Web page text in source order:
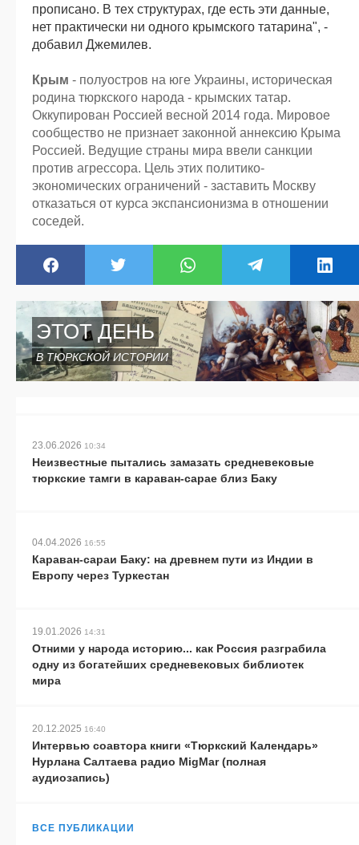
прописано. В тех структурах, где есть эти данные,
нет практически ни одного крымского татарина", -
добавил Джемилев.
Крым - полуостров на юге Украины, историческая
родина тюркского народа - крымских татар.
Оккупирован Россией весной 2014 года. Мировое
сообщество не признает законной аннексию Крыма
Россией. Ведущие страны мира ввели санкции
против агрессора. Цель этих политико-
экономических ограничений - заставить Москву
отказаться от курса экспансионизма в отношении
соседей.
ЭТОТ ДЕНЬ
В ТЮРКСКОЙ ИСТОРИИ
23.06.2026 10:34
Неизвестные пытались замазать средневековые
тюркские тамги в караван-сарае близ Баку
04.04.2026 16:55
Караван-сараи Баку: на древнем пути из Индии в
Европу через Туркестан
19.01.2026 14:31
Отними у народа историю... как Россия разграбила
одну из богатейших средневековых библиотек
мира
20.12.2025 16:40
Интервью соавтора книги «Тюркский Календарь»
Нурлана Салтаева радио MigMar (полная
аудиозапись)
ВСЕ ПУБЛИКАЦИИ